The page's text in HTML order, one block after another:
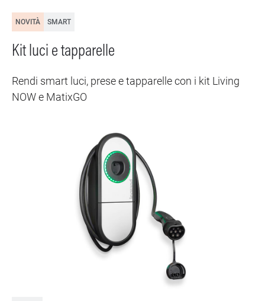
NOVITÀ SMART
Kit luci e tapparelle
Rendi smart luci, prese e tapparelle con i kit Living
NOW e MatixGO